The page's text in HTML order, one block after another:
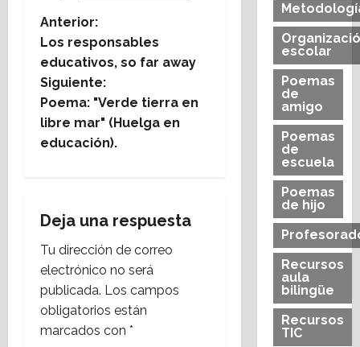
N
a
v
e
c
i
ó
n
Anterior:
Los responsables
educativos, so far away
Siguiente:
Poema: "Verde tierra en
libre mar" (Huelga en
educación).
Deja una respuesta
Tu dirección de correo
electrónico no será
publicada. Los campos
obligatorios están
marcados con *
escolar
Poemas
de
amigo
Poemas
de
escuela
Poemas
de hijo
Recursos
aula
bilingüe
Recursos
TIC